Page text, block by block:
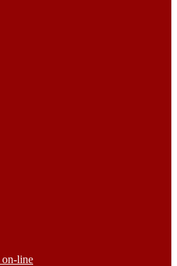
on-line